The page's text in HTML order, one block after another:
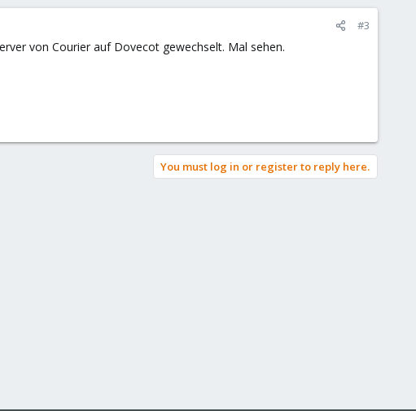
#3
von Courier auf Dovecot gewechselt. Mal sehen.
You must log in or register to reply here.